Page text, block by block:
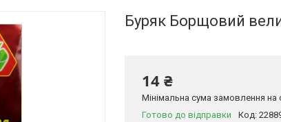
Буряк Борщовий
14 ₴
Мінімальна сума замовлення на
Готово до відправки
Код: